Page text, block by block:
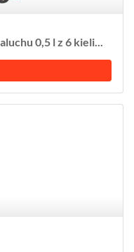
0,5 l z 6 kieli...